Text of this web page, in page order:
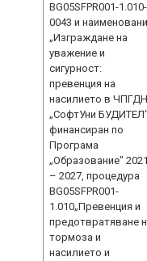
BG05SFPR001-1.010-
0043 и
„Изграждане на
уважение и
сигурност:
превенция на
насилието в ЧПГДН
„СофтУни
финансиран по
Програма
„Образование" 2021
– 2027, процедура
BG05SFPR001-
1.010„Превенция и
предотвратяване
тормоза и
насилието и